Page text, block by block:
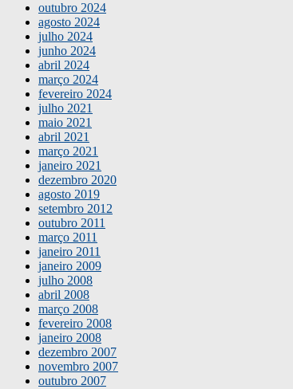
outubro 2024
agosto 2024
julho 2024
junho 2024
abril 2024
março 2024
fevereiro 2024
julho 2021
maio 2021
abril 2021
março 2021
janeiro 2021
dezembro 2020
agosto 2019
setembro 2012
outubro 2011
março 2011
janeiro 2011
janeiro 2009
julho 2008
abril 2008
março 2008
fevereiro 2008
janeiro 2008
dezembro 2007
novembro 2007
outubro 2007